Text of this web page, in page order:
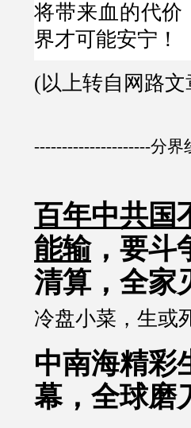
将带来血的代价
界才可能安宁！
(以上转自网路文
---------------------分界
百年中共国
能输，要斗
清算，全家
冷盘小菜，生或
中南海精彩
幕，全球磨